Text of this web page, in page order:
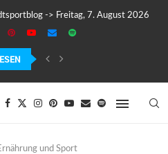
-> Freitag, 7. August 2026
KILOMETER PURE VERRÜCKTHEIT,
und Sport